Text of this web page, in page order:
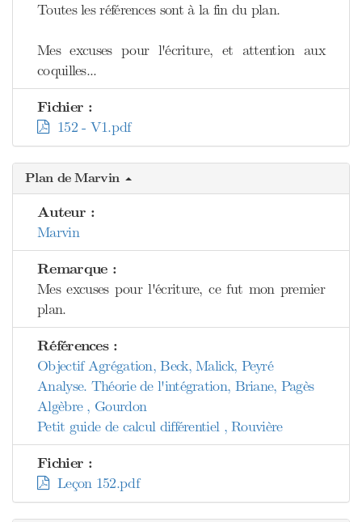
Toutes les références sont à la fin du plan.
Mes excuses pour l'écriture, et attention aux
coquilles...
Fichier :
152 - V1.pdf
Plan de Marvin
Auteur :
Marvin
Remarque :
Mes excuses pour l'écriture, ce fut mon premier
plan.
Références :
Objectif Agrégation, Beck, Malick, Peyré
Analyse. Théorie de l'intégration, Briane, Pagès
Algèbre , Gourdon
Petit guide de calcul différentiel , Rouvière
Fichier :
Leçon 152.pdf